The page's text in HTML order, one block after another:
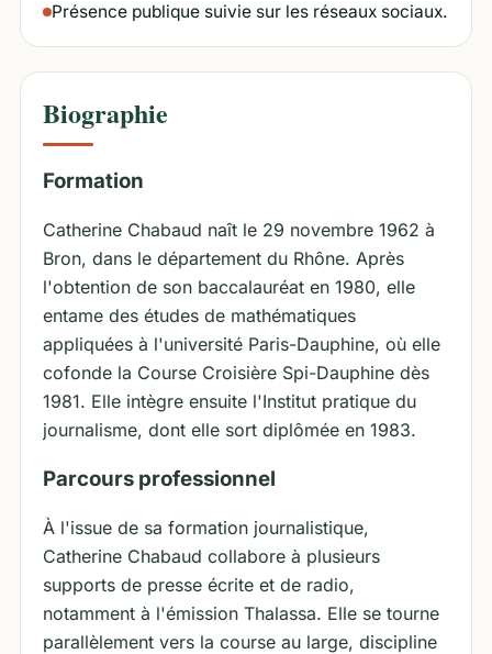
Présence publique suivie sur les réseaux sociaux.
Biographie
Formation
Catherine Chabaud naît le 29 novembre 1962 à
Bron, dans le département du Rhône. Après
l'obtention de son baccalauréat en 1980, elle
entame des études de mathématiques
appliquées à l'université Paris-Dauphine, où elle
cofonde la Course Croisière Spi-Dauphine dès
1981. Elle intègre ensuite l'Institut pratique du
journalisme, dont elle sort diplômée en 1983.
Parcours professionnel
À l'issue de sa formation journalistique,
Catherine Chabaud collabore à plusieurs
supports de presse écrite et de radio,
notamment à l'émission Thalassa. Elle se tourne
parallèlement vers la course au large, discipline